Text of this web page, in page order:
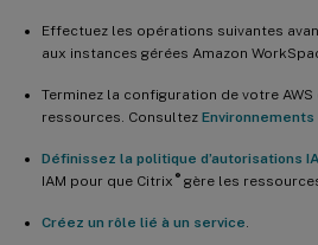
Effectuez les opérations suivantes
aux instances gérées Amazon
Terminez la configuration de votre
ressources. Consultez
Définissez la politique d’autorisations
IAM pour que Citrix ®gère les
Créez un rôle lié à un service